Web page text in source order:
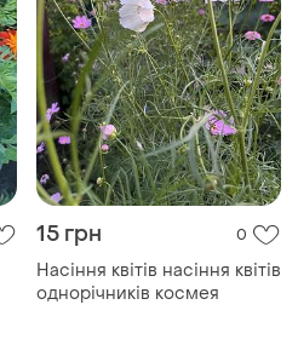
15 грн 0
Насіння квітів насіння квітів
однорічників космея